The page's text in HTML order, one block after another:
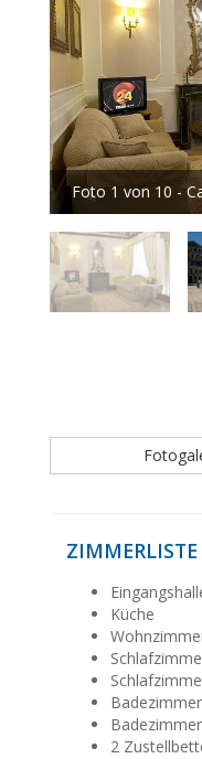
Foto 1 von 10 -
ZIMMERLISTE
Küche
2